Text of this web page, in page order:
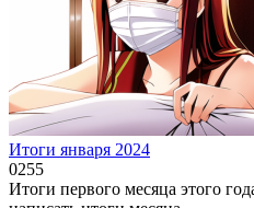
Итоги января 2024
0255
Итоги первого месяца этого